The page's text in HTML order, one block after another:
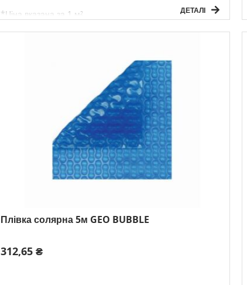
*Ціна вказана за 1 м² ДЕТАЛІ
Плівка солярна 5м GEO BUBBLE
312,65 ₴